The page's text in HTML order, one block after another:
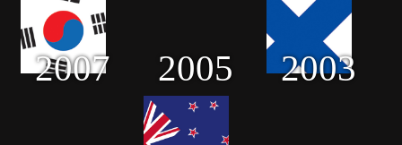
2007 2005 2003